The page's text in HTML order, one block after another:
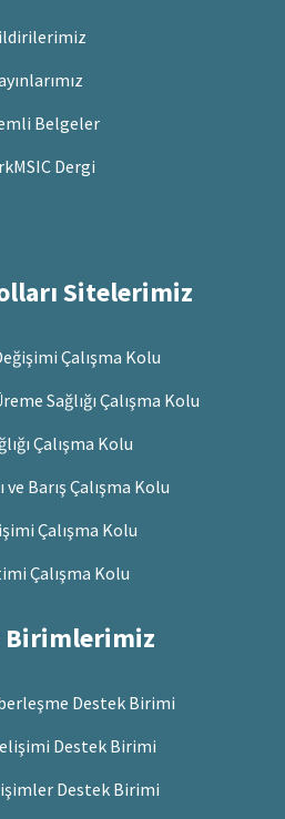
Belgeler
Dergi
Sitelerimiz
Çalışma Kolu
Sağlığı Çalışma Kolu
Çalışma Kolu
ve Barış Çalışma Kolu
Çalışma Kolu
Çalışma Kolu
Birimlerimiz
Destek Birimi
Destek Birimi
Destek Birimi